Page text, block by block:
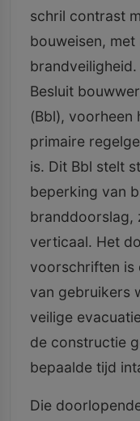
schril contrast
bouweisen,
Besluit
(Bbl), voorheen
primaire
is. Dit Bbl stelt
beperking van
branddoorslag,
verticaal. Het
voorschriften is
van gebruikers
veilige
de constructie
bepaalde tijd
Die